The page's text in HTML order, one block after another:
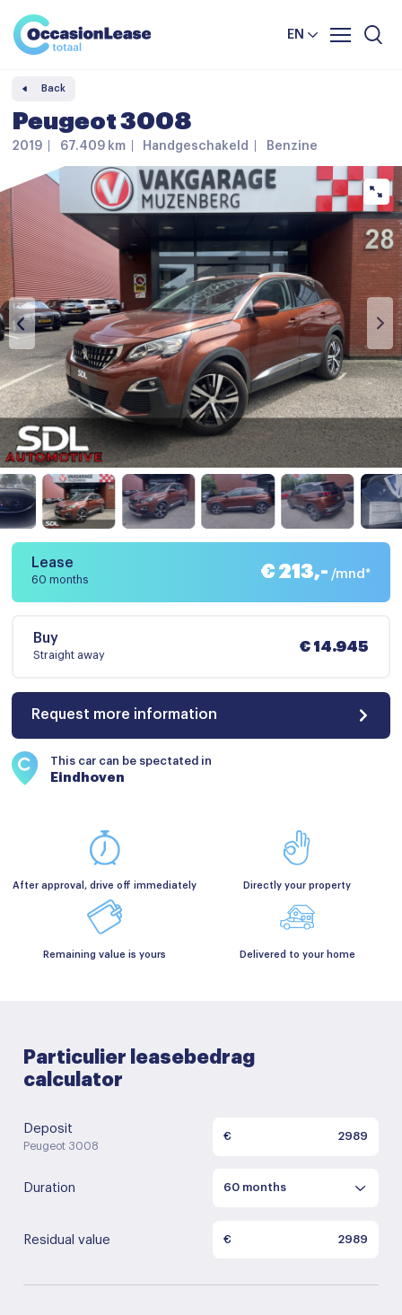
EN
Business
News and tips
Frequently asked questions
Comparator
Back
Peugeot 3008
2019 67.409 km Handgeschakeld Benzine
Lease
60 months € 213,- /mnd*
Buy
Straight away
€ 14.945
Request more information
This car can be spectated in
Eindhoven
After approval, drive off immediately Directly your property
Remaining value is yours Delivered to your home
Particulier leasebedrag
calculator
Deposit
Peugeot 3008
€
Duration
Residual value €